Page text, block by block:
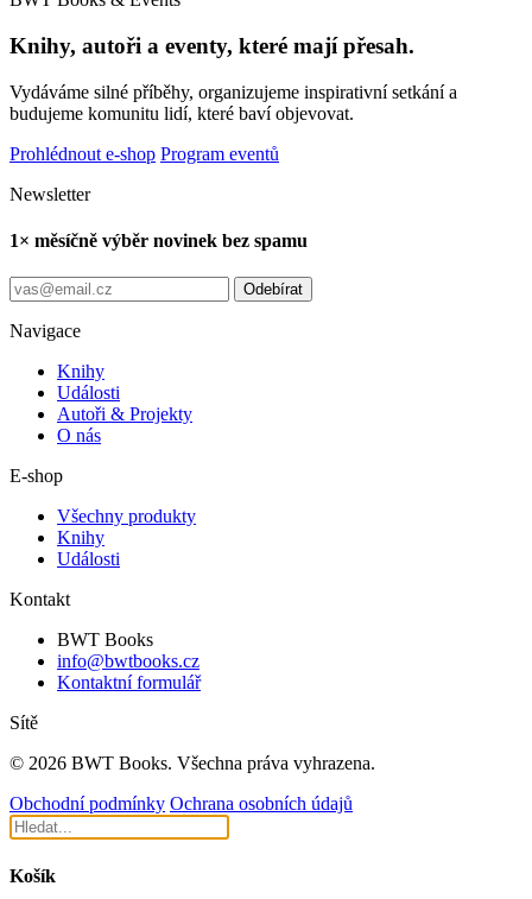
Knihy, autoři a eventy, které mají přesah.
Vydáváme silné příběhy, organizujeme inspirativní setkání a
budujeme komunitu lidí, které baví objevovat.
Prohlédnout e-shop Program eventů
Newsletter
1× měsíčně výběr novinek bez spamu
Odebírat
Navigace
Knihy
Události
Autoři & Projekty
O nás
E-shop
Všechny produkty
Knihy
Události
Kontakt
BWT Books
info@bwtbooks.cz
Kontaktní formulář
Sítě
© 2026 BWT Books. Všechna práva vyhrazena.
Obchodní podmínky Ochrana osobních údajů
Košík